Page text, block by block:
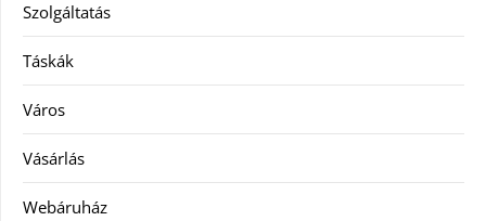
Szolgáltatás
Táskák
Város
Vásárlás
Webáruház